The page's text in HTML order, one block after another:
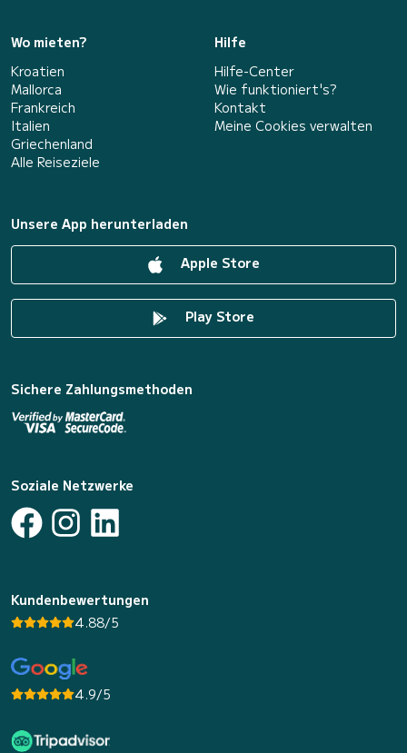
Wo mieten?
Kroatien
Mallorca
Frankreich
Italien
Griechenland
Alle Reiseziele
Hilfe
Hilfe-Center
Wie funktioniert's?
Kontakt
Meine Cookies verwalten
Unsere App herunterladen
Apple Store
Play Store
Sichere Zahlungsmethoden
Soziale Netzwerke
Kundenbewertungen
4.88/5
4.9/5